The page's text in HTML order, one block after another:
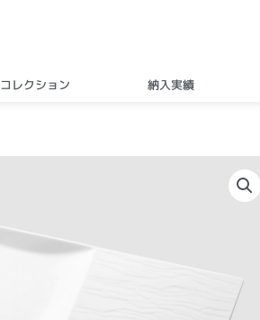
コレクション 納入実績